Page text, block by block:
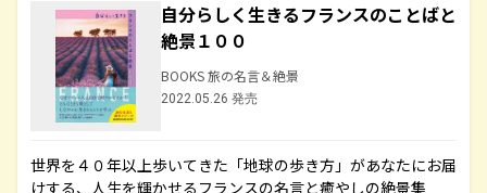
自分らしく生きるフランスのことばと
絶景１００
BOOKS 旅の名言＆絶景
2022.05.26 発売
世界を４０年以上歩いてきた「地球の歩き方」があなたにお届
けする、人生を輝かせるフランスの名言と癒やしの絶景集